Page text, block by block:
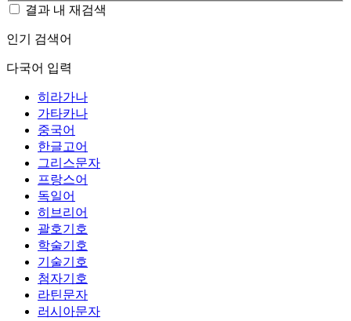
결과 내 재검색
인기 검색어
다국어 입력
히라가나
가타카나
중국어
한글고어
그리스문자
프랑스어
독일어
히브리어
괄호기호
학술기호
기술기호
첨자기호
라틴문자
러시아문자